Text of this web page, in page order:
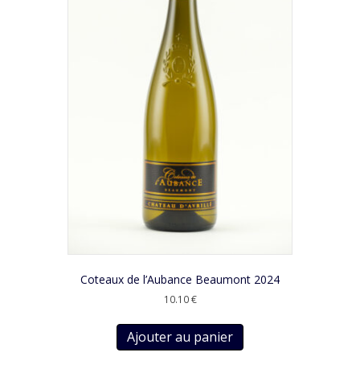
Coteaux de l’Aubance Beaumont 2024
10.10€
Ajouter au panier